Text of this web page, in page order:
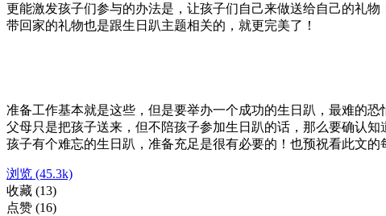
更能激发孩子们参与的办法是，让孩子们自己来做送给自己的礼
带回家的礼物也是跟生日趴主题相关的，就更完美了！
准备工作基本就是这些，但是要举办一个成功的生日趴，最难的
父母只是把孩子送来，但不陪孩子参加生日趴的话，那么要确认
孩子有个难忘的生日趴，准备充足是很有必要的！也预祝看此文
浏览 (45.3k)
收藏 (13)
点赞 (16)